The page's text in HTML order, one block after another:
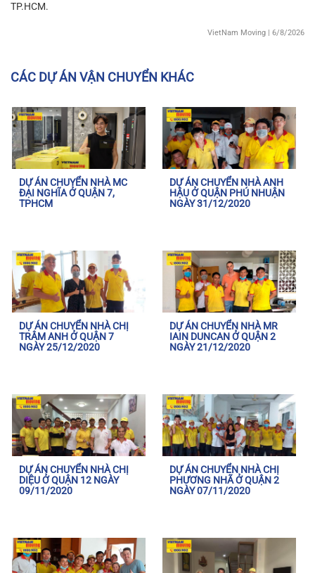
TP.HCM.
VietNam Moving | 6/8/2026
CÁC DỰ ÁN VẬN CHUYỂN KHÁC
DỰ ÁN CHUYỂN NHÀ MC
ĐẠI NGHĨA Ở QUẬN 7,
TPHCM
DỰ ÁN CHUYỂN NHÀ ANH
HẬU Ở QUẬN PHÚ NHUẬN
NGÀY 31/12/2020
DỰ ÁN CHUYỂN NHÀ CHỊ
TRÂM ANH Ở QUẬN 7
NGÀY 25/12/2020
DỰ ÁN CHUYỂN NHÀ MR
IAIN DUNCAN Ở QUẬN 2
NGÀY 21/12/2020
DỰ ÁN CHUYỂN NHÀ CHỊ
DIỆU Ở QUẬN 12 NGÀY
09/11/2020
DỰ ÁN CHUYỂN NHÀ CHỊ
PHƯƠNG NHÃ Ở QUẬN 2
NGÀY 07/11/2020